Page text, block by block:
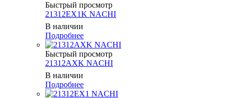
Быстрый просмотр
21312EX1K NACHI
В наличии
Подробнее
Быстрый просмотр
21312AXK NACHI
В наличии
Подробнее